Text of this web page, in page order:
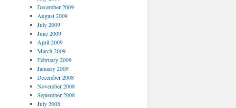
December 2009
August 2009
July 2009
June 2009
April 2009
March 2009
February 2009
January 2009
December 2008
November 2008
September 2008
July 2008